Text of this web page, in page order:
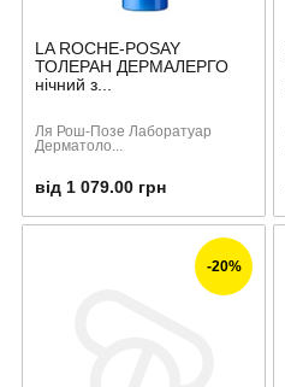
LA ROCHE-POSAY
ТОЛЕРАН ДЕРМАЛЕРГО
нічний з...
Ля Рош-Позе Лаборатуар
Дерматоло...
від 1 079.00 грн
-20%